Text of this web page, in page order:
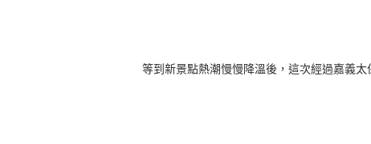
等到新景點熱潮慢慢降溫後，這次經過嘉義太